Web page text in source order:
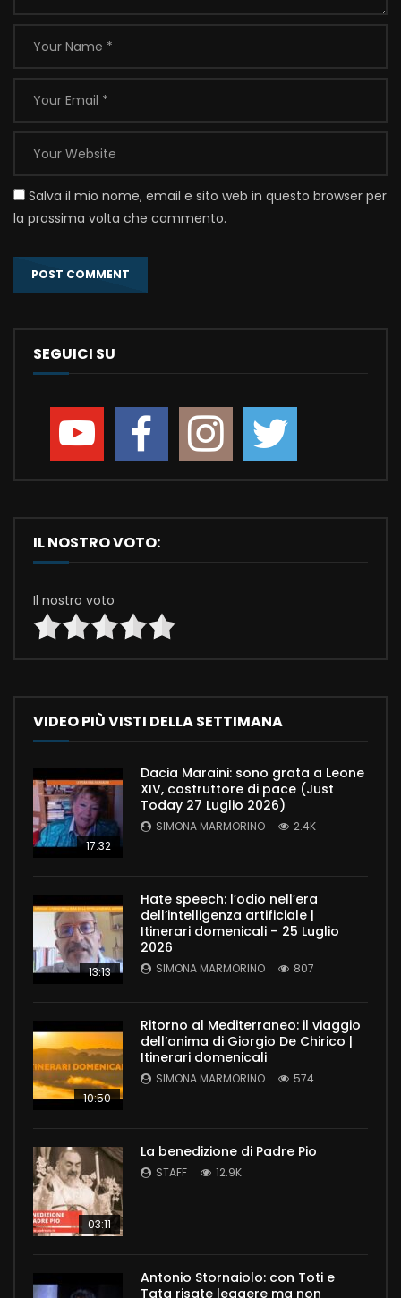
Salva il mio nome, email e sito web in questo browser per
la prossima volta che commento.
SEGUICI SU
IL NOSTRO VOTO:
Il nostro voto
VIDEO PIÙ VISTI DELLA SETTIMANA
17:32
Dacia Maraini: sono grata a Leone
XIV, costruttore di pace (Just
Today 27 Luglio 2026)
SIMONA MARMORINO 2.4K
13:13
Hate speech: l’odio nell’era
dell’intelligenza artificiale |
Itinerari domenicali – 25 Luglio
2026
SIMONA MARMORINO 807
10:50
Ritorno al Mediterraneo: il viaggio
dell’anima di Giorgio De Chirico |
Itinerari domenicali
SIMONA MARMORINO 574
03:11
La benedizione di Padre Pio
STAFF 12.9K
Antonio Stornaiolo: con Toti e
Tata risate leggere ma non